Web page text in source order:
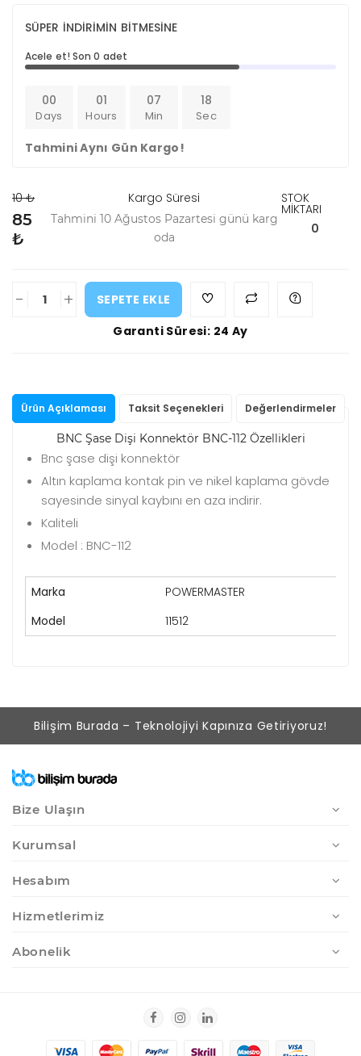
SÜPER İNDİRİMİN BİTMESİNE
Acele et! Son 0 adet
00
Days
01
Hours
07
Min
18
Sec
Tahmini Aynı Gün Kargo!
10 ₺
85
₺
Kargo Süresi
Tahmini 10 Ağustos Pazartesi günü karg
oda
STOK
MİKTARI
0
- +
SEPETE EKLE
Garanti Süresi: 24 Ay
Ürün Açıklaması Taksit Seçenekleri Değerlendirmeler
BNC Şase Dişi Konnektör BNC-112 Özellikleri
Bnc şase dişi konnektör
Altın kaplama kontak pin ve nikel kaplama gövde
sayesinde sinyal kaybını en aza indirir.
Kaliteli
Model : BNC-112
Marka
POWERMASTER
Model
11512
Bilişim Burada – Teknolojiyi Kapınıza Getiriyoruz!
Bize Ulaşın
Kurumsal
Hesabım
Hizmetlerimiz
Abonelik